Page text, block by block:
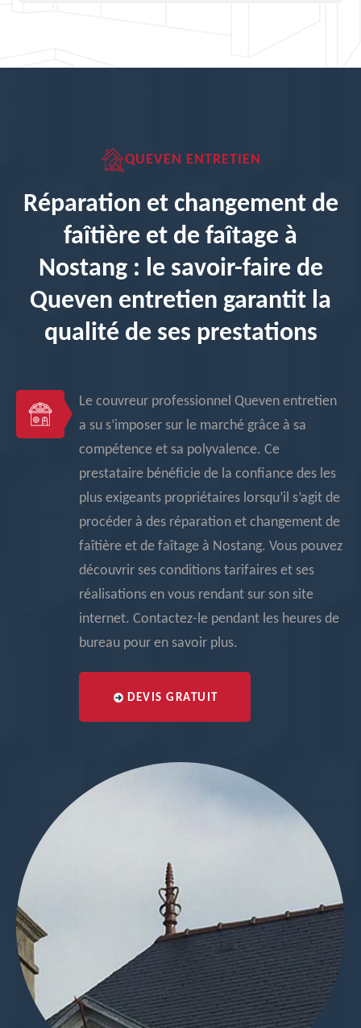
QUEVEN ENTRETIEN
Réparation et changement de
faîtière et de faîtage à
Nostang : le savoir-faire de
Queven entretien garantit la
qualité de ses prestations
Le couvreur professionnel Queven entretien
a su s’imposer sur le marché grâce à sa
compétence et sa polyvalence. Ce
prestataire bénéficie de la confiance des les
plus exigeants propriétaires lorsqu’il s’agit de
procéder à des réparation et changement de
faîtière et de faîtage à Nostang. Vous pouvez
découvrir ses conditions tarifaires et ses
réalisations en vous rendant sur son site
internet. Contactez-le pendant les heures de
bureau pour en savoir plus.
DEVIS GRATUIT